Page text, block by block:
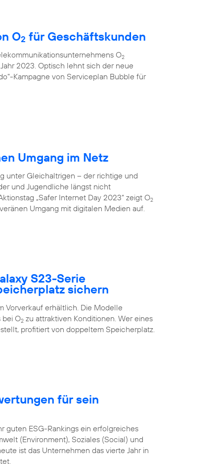
O2 für Geschäftskunden
O2
2023. Optisch lehnt sich der neue
Kampagne von Serviceplan Bubble für
Umgang im Netz
unter Gleichaltrigen – der richtige und
und Jugendliche längst nicht
„Safer Internet Day 2023“ zeigt O2
Umgang mit digitalen Medien auf.
S23-Serie
sichern
Vorverkauf erhältlich. Die Modelle
bei O2 zu attraktiven Konditionen. Wer eines
profitiert von doppeltem Speicherplatz.
für sein
guten ESG-Rankings ein erfolgreiches
(Environment), Soziales (Social) und
ist das Unternehmen das vierte Jahr in